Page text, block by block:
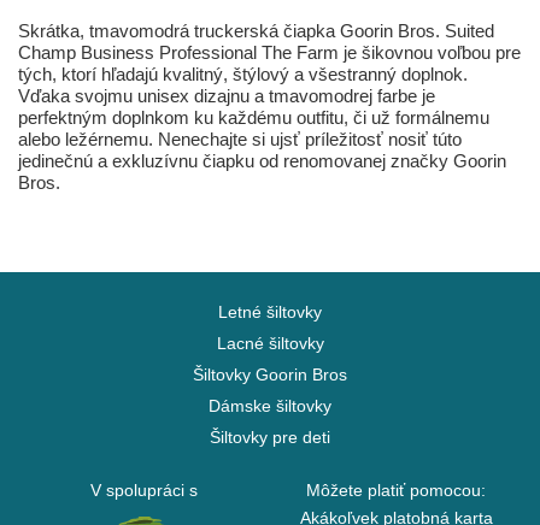
Skrátka, tmavomodrá truckerská čiapka Goorin Bros. Suited
Champ Business Professional The Farm je šikovnou voľbou pre
tých, ktorí hľadajú kvalitný, štýlový a všestranný doplnok.
Vďaka svojmu unisex dizajnu a tmavomodrej farbe je
perfektným doplnkom ku každému outfitu, či už formálnemu
alebo ležérnemu. Nenechajte si ujsť príležitosť nosiť túto
jedinečnú a exkluzívnu čiapku od renomovanej značky Goorin
Bros.
Letné šiltovky
Lacné šiltovky
Šiltovky Goorin Bros
Dámske šiltovky
Šiltovky pre deti
V spolupráci s
Môžete platiť pomocou:
Akákoľvek platobná karta